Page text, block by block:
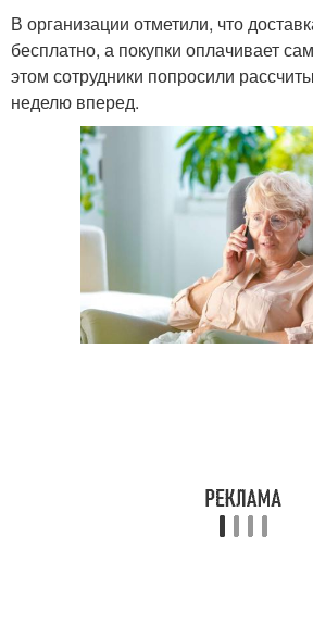
В организации отметили, что
бесплатно, а покупки оплачивает
этом сотрудники попросили
неделю вперед.